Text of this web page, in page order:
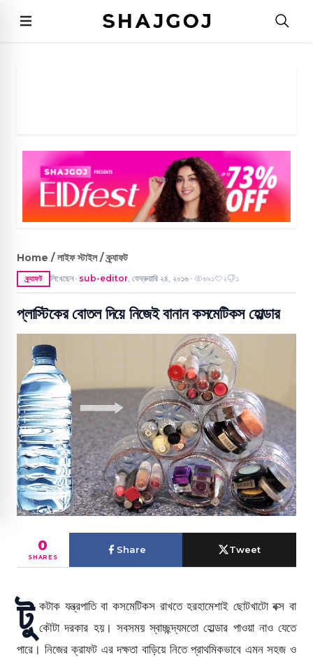
Home / লাইফ স্টাইল / ক্র্যাফট
ক্র্যাফট লিখেছেন ● sub-editor,ফেব্রুয়ারি ২৪, ২০১৬ ● ৬৯১ ২ ১
প্লাস্টিকের বোতল দিয়ে নিজেই বানান কসমেটিকস হোল্ডার
0
SHARES
Share Tweet
টু কটাক যন্ত্রপাতি বা কসমেটিকস রাখতে হরহামেশাই ছোটখাটো বক্স বা
কৌটা দরকার হয়। সবসময় স্বাচ্ছন্দ্যমতো হোল্ডার পাওয়া নাও যেতে
পারে। নিজের ক্রাফট এর দক্ষতা বাড়িয়ে নিতে প্রাথমিকভাবে এমন সহজ ও